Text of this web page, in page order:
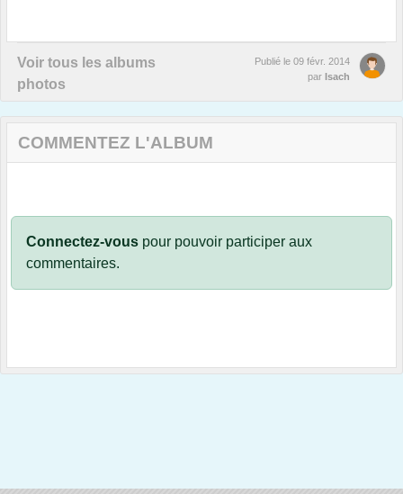
Voir tous les albums
photos
Publié le 09 févr. 2014
par Isach
COMMENTEZ L'ALBUM
Connectez-vous pour pouvoir participer aux
commentaires.